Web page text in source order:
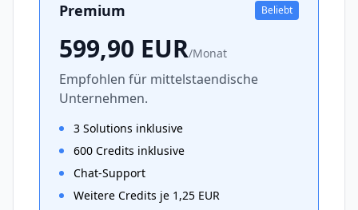
Premium Beliebt
599,90 EUR/Monat
Empfohlen für mittelstaendische
Unternehmen.
3 Solutions inklusive
600 Credits inklusive
Chat-Support
Weitere Credits je 1,25 EUR